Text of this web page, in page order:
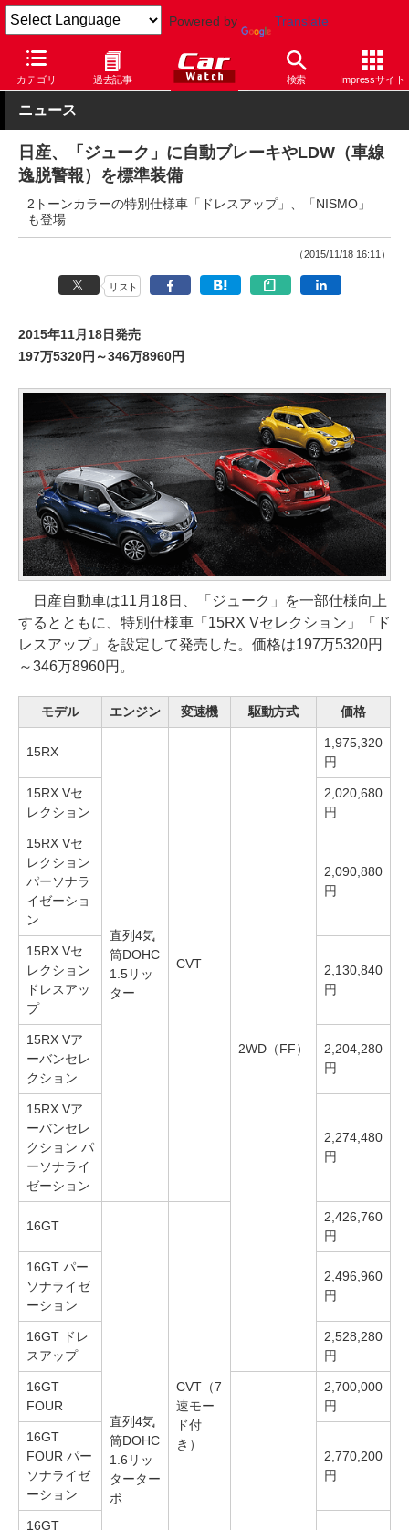
Powered by Translate
カテゴリ 過去記事 検索 Impressサイト
Car Watch 自動車 ジューク
ニュース
日産、「ジューク」に自動ブレーキやLDW（車線
逸脱警報）を標準装備
2トーンカラーの特別仕様車「ドレスアップ」、「NISMO」
も登場
（2015/11/18 16:11）
リスト
2015年11月18日発売
197万5320円～346万8960円
日産自動車は11月18日、「ジューク」を一部仕様向上
するとともに、特別仕様車「15RX Vセレクション」「ド
レスアップ」を設定して発売した。価格は197万5320円
～346万8960円。
モデル エンジン 変速機 駆動方式 価格
15RX
直列4気
筒DOHC
1.5リッ
ター
CVT
2WD（FF）
1,975,320
円
15RX Vセ
レクション
2,020,680
円
15RX Vセ
レクション
パーソナラ
イゼーショ
ン
2,090,880
円
15RX Vセ
レクション
ドレスアッ
プ
2,130,840
円
15RX Vア
ーバンセレ
クション
2,204,280
円
15RX Vア
ーバンセレ
クション パ
ーソナライ
ゼーション
2,274,480
円
16GT
直列4気
筒DOHC
1.6リッ
ターター
ボ
CVT（7
速モー
ド付
き）
2,426,760
円
16GT パー
ソナライゼ
ーション
2,496,960
円
16GT ドレ
スアップ
2,528,280
円
16GT
FOUR
2,700,000
円
16GT
FOUR パー
ソナライゼ
ーション
2,770,200
円
16GT